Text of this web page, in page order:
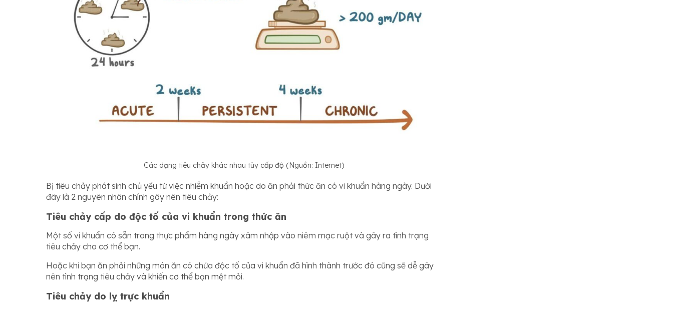
Các dạng tiêu chảy khác nhau tùy cấp độ (Nguồn: Internet)
Bị tiêu chảy phát sinh chủ yếu từ việc nhiễm khuẩn hoặc do ăn phải thức ăn có vi khuẩn hàng ngày. Dưới
đây là 2 nguyên nhân chính gây nên tiêu chảy:
Tiêu chảy cấp do độc tố của vi khuẩn trong thức ăn
Một số vi khuẩn có sẵn trong thực phẩm hàng ngày xâm nhập vào niêm mạc ruột và gây ra tình trạng
tiêu chảy cho cơ thể bạn.
Hoặc khi bạn ăn phải những món ăn có chứa độc tố của vi khuẩn đã hình thành trước đó cũng sẽ dễ gây
nên tình trạng tiêu chảy và khiến cơ thể bạn mệt mỏi.
Tiêu chảy do lỵ trực khuẩn